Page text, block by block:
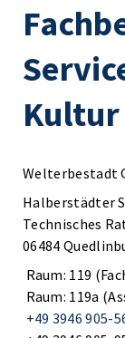
Kultur
Welterbestadt
Halberstädter
Technisches
06484
Raum: 119
Raum: 119a
+49 3946 905-